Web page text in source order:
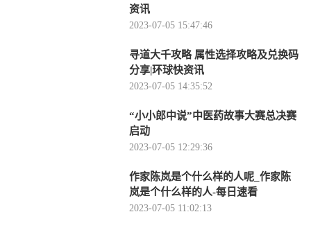
资讯
2023-07-05 15:47:46
寻道大千攻略 属性选择攻略及兑换码
分享|环球快资讯
2023-07-05 14:35:52
“小小郎中说”中医药故事大赛总决赛
启动
2023-07-05 12:29:36
作家陈岚是个什么样的人呢_作家陈
岚是个什么样的人-每日速看
2023-07-05 11:02:13